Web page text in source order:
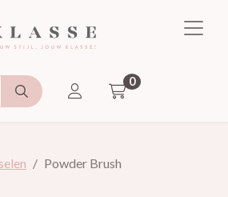
Klasse
Doorzoek de webshop
ACCOUNT
0
Powder Brush